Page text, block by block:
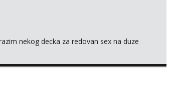
nekog decka za redovan sex na duze